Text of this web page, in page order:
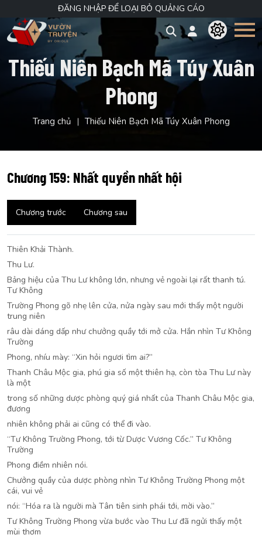
ĐĂNG NHẬP ĐỂ LOẠI BỎ QUẢNG CÁO
Thiếu Niên Bạch Mã Túy Xuân
Phong
Trang chủ Thiếu Niên Bạch Mã Túy Xuân Phong
Chương 159: Nhất quyền nhất hội
Chương trước Chương sau
Thiên Khải Thành.
Thu Lư.
Bảng hiệu của Thu Lư không lớn, nhưng vẻ ngoài lại rất thanh tú.
Tư Không
Trường Phong gõ nhẹ lên cửa, nửa ngày sau mới thấy một người
trung niên
râu dài dáng dấp như chưởng quầy tới mở cửa. Hắn nhìn Tư Không
Trường
Phong, nhíu mày: “Xin hỏi ngươi tìm ai?”
Thanh Châu Mộc gia, phú gia số một thiên hạ, còn tòa Thu Lư này
là một
trong số những dược phòng quý giá nhất của Thanh Châu Mộc gia,
đương
nhiên không phải ai cũng có thể đi vào.
“Tư Không Trường Phong, tới từ Dược Vương Cốc.” Tư Không
Trường
Phong điềm nhiên nói.
Chưởng quầy của dược phòng nhìn Tư Không Trường Phong một
cái, vui vẻ
nói: “Hóa ra là người mà Tân tiên sinh phái tới, mời vào.”
Tư Không Trường Phong vừa bước vào Thu Lư đã ngửi thấy một
mùi thơm